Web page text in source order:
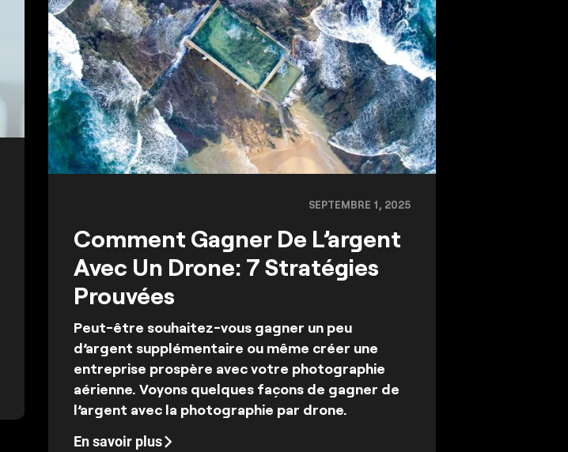
SEPTEMBRE 1, 2025
Comment Gagner De L’argent
Avec Un Drone: 7 Stratégies
Prouvées
Peut-être souhaitez-vous gagner un peu
d’argent supplémentaire ou même créer une
entreprise prospère avec votre photographie
aérienne. Voyons quelques façons de gagner de
l’argent avec la photographie par drone.
En savoir plus